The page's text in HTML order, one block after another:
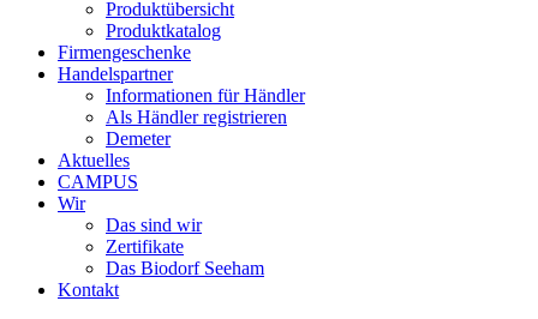
Produktübersicht
Produktkatalog
Firmengeschenke
Handelspartner
Informationen für Händler
Als Händler registrieren
Demeter
Aktuelles
CAMPUS
Wir
Das sind wir
Zertifikate
Das Biodorf Seeham
Kontakt